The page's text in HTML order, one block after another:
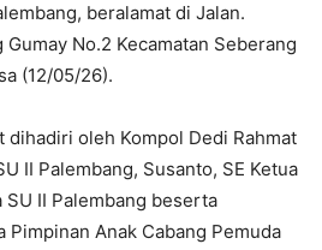
beralamat di Jalan.
No.2 Kecamatan Seberang
(12/05/26).
oleh Kompol Dedi Rahmat
II Palembang, Susanto, SE Ketua
SU II Palembang beserta
Pimpinan Anak Cabang Pemuda